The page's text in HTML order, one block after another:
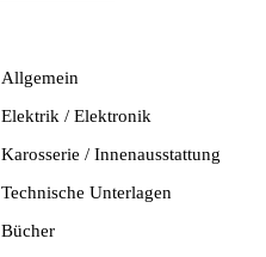
Allgemein
Elektrik / Elektronik
Karosserie / Innenausstattung
Technische Unterlagen
Bücher